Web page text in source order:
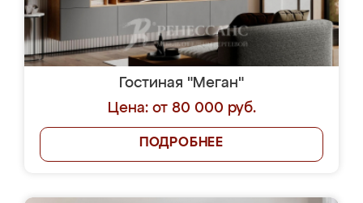
Гостиная "Меган"
Цена: от 80 000 руб.
ПОДРОБНЕЕ